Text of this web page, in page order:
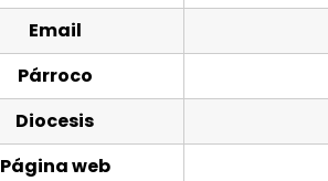
Email
Párroco
Diocesis
Página web